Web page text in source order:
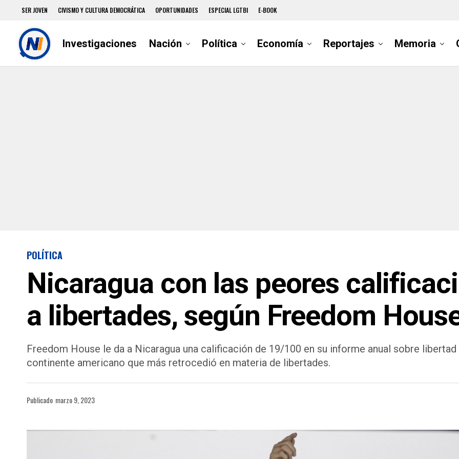
SER JOVEN CIVISMO Y CULTURA DEMOCRÁTICA OPORTUNIDADES ESPECIAL LGTBI E-BOOK
Investigaciones Nación Política Economía Reportajes Memoria
POLÍTICA
Nicaragua con las peores
a libertades, según Freedom
Freedom House le da a Nicaragua una calificación de 19/100 en su informe anual sobre
continente americano que más retrocedió en materia de libertades.
Publicado marzo 9, 2023